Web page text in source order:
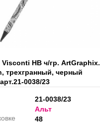
HB ч/гр. ArtGraphix.
трехгранный, черный
0038/23
21-0038/23
Альт
48